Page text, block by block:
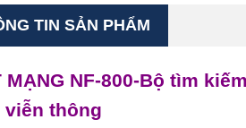
TIN SẢN PHẨM
MẠNG NF-800-Bộ tìm
viễn thông